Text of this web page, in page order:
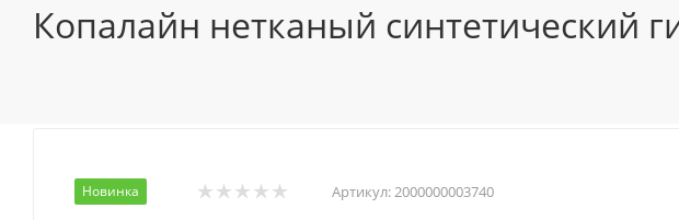
Копалайн нетканый синтетический
Новинка Артикул:2000000003740